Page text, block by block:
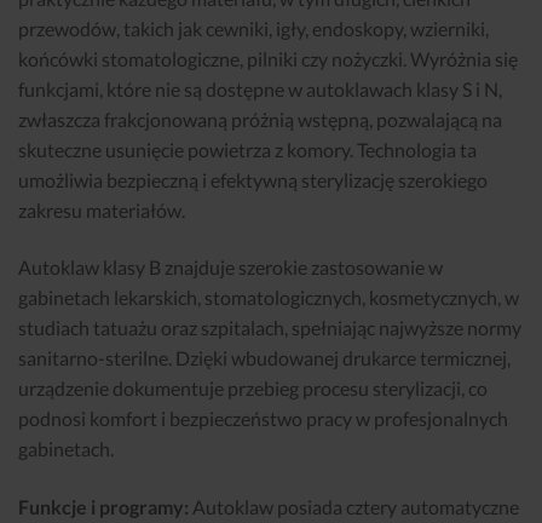
przewodów, takich jak cewniki, igły, endoskopy, wzierniki,
końcówki stomatologiczne, pilniki czy nożyczki. Wyróżnia się
funkcjami, które nie są dostępne w autoklawach klasy S i N,
zwłaszcza frakcjonowaną próżnią wstępną, pozwalającą na
skuteczne usunięcie powietrza z komory. Technologia ta
umożliwia bezpieczną i efektywną sterylizację szerokiego
zakresu materiałów.
Autoklaw klasy B znajduje szerokie zastosowanie w
gabinetach lekarskich, stomatologicznych, kosmetycznych, w
studiach tatuażu oraz szpitalach, spełniając najwyższe normy
sanitarno-sterilne. Dzięki wbudowanej drukarce termicznej,
urządzenie dokumentuje przebieg procesu sterylizacji, co
podnosi komfort i bezpieczeństwo pracy w profesjonalnych
gabinetach.
Funkcje i programy: Autoklaw posiada cztery automatyczne